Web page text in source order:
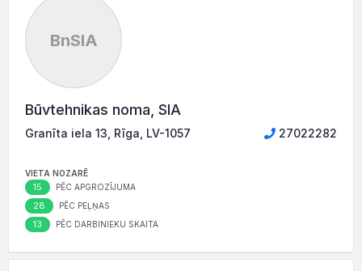
BnSIA
Būvtehnikas noma, SIA
Granīta iela 13, Rīga, LV-1057 27022282
VIETA NOZARĒ
15 PĒC APGROZĪJUMA
28 PĒC PEĻŅAS
13 PĒC DARBINIEKU SKAITA